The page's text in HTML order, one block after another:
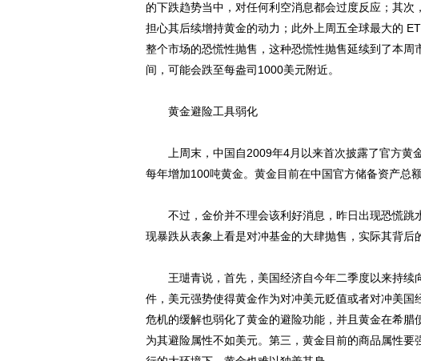
的下跌趋势当中，对任何利空消息都会过度反应；其
担心其后续增持黄金的动力；此外上周五全球最大的
整个市场的恐慌性抛售，这种恐慌性抛售延续到了本
间，可能会跌至每盎司1000美元附近。
黄金避险工具弱化
上周末，中国自2009年4月以来首次披露了官方黄
每年增加100吨黄金。黄金目前在中国官方储备资产总
不过，金价并不理会该利好消息，昨日出现恐慌跳
现暴跌从表象上看是对冲基金的大肆抛售，实际其背后
王琎青说，首先，美国经济自今年二季度以来持续
件，美元强势使得黄金作为对冲美元贬值或者对冲美
危机的缓解也弱化了黄金的避险功能，并且黄金在希
为其避险属性不如美元。第三，黄金目前的商品属性要